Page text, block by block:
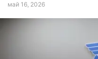
май 16, 2026